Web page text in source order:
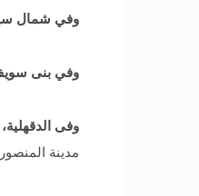
وفي شمال
وفي بنى
وفى الدقهلية،
مدينة